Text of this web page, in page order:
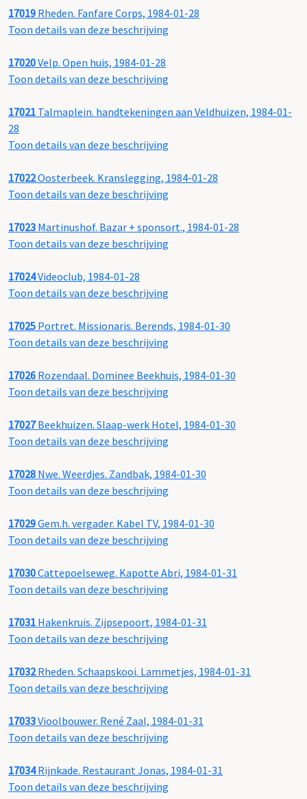
17019 Rheden. Fanfare Corps, 1984-01-28
Toon details van deze beschrijving
17020Velp. Open huis, 1984-01-28
Toon details van deze beschrijving
17021 Talmaplein. handtekeningen aan Veldhuizen, 1984-01-
28
Toon details van deze beschrijving
17022Oosterbeek. Kranslegging, 1984-01-28
Toon details van deze beschrijving
17023 Martinushof. Bazar + sponsort., 1984-01-28
Toon details van deze beschrijving
17024Videoclub, 1984-01-28
Toon details van deze beschrijving
17025 Portret. Missionaris. Berends, 1984-01-30
Toon details van deze beschrijving
17026 Rozendaal. Dominee Beekhuis, 1984-01-30
Toon details van deze beschrijving
17027Beekhuizen. Slaap-werk Hotel, 1984-01-30
Toon details van deze beschrijving
17028 Nwe. Weerdjes. Zandbak, 1984-01-30
Toon details van deze beschrijving
17029Gem.h. vergader. Kabel TV, 1984-01-30
Toon details van deze beschrijving
17030Cattepoelseweg. Kapotte Abri, 1984-01-31
Toon details van deze beschrijving
17031 Hakenkruis. Zijpsepoort, 1984-01-31
Toon details van deze beschrijving
17032Rheden. Schaapskooi. Lammetjes, 1984-01-31
Toon details van deze beschrijving
17033Vioolbouwer. René Zaal, 1984-01-31
Toon details van deze beschrijving
17034Rijnkade. Restaurant Jonas, 1984-01-31
Toon details van deze beschrijving